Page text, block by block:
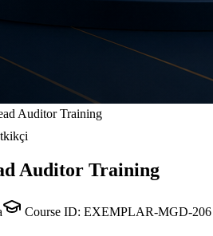
Auditor Training
Auditor Training
Course ID: EXEMPLAR-MGD-206